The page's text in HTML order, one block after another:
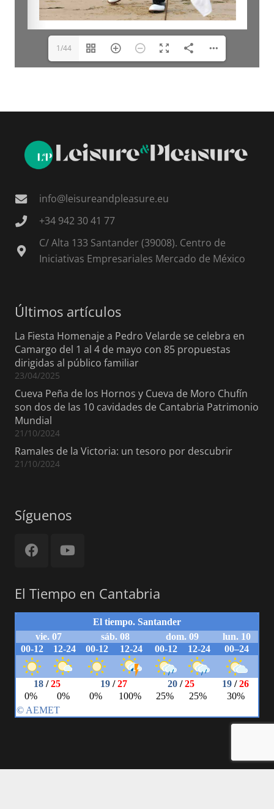
1/44
info@leisureandpleasure.eu
+34 942 30 41 77
C/ Alta 133 Santander (39008). Centro de
Iniciativas Empresariales Mercado de México
Últimos artículos
La Fiesta Homenaje a Pedro Velarde se celebra en
Camargo del 1 al 4 de mayo con 85 propuestas
dirigidas al público familiar
23/04/2025
Cueva Peña de los Hornos y Cueva de Moro Chufín
son dos de las 10 cavidades de Cantabria Patrimonio
Mundial
21/10/2024
Ramales de la Victoria: un tesoro por descubrir
21/10/2024
Síguenos
El Tiempo en Cantabria